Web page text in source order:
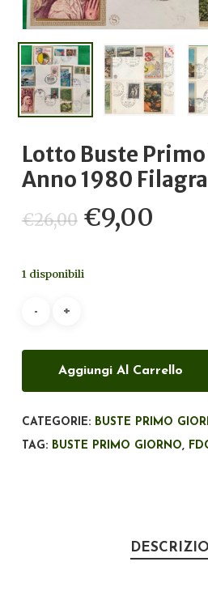
Lotto Buste
Anno 1980
€26,00 Il
prezzo
originale
€9,00
1 disponibili
Aggiungi Al Carrello
CATEGORIE: BUSTE PRIMO
TAG: BUSTE PRIMO GIORNO,